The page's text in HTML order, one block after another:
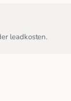
leadkosten.